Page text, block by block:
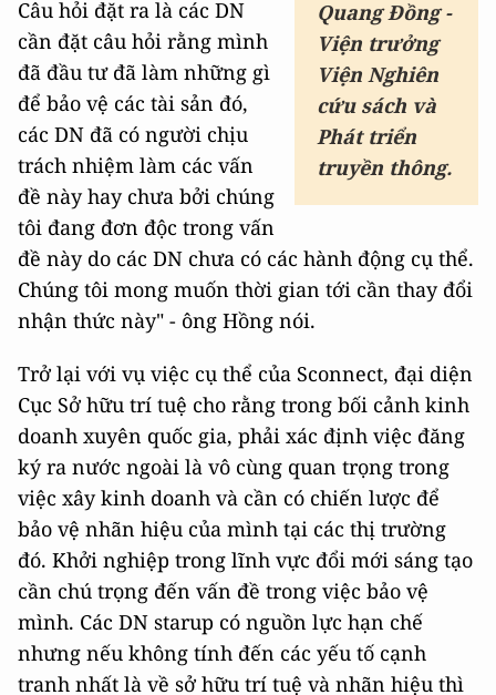
Quang Đồng-
Viện trưởng
Viện Nghiên
cứu sách và
Phát triển
truyền thông.
Câu hỏi đặt ra là các DN
cần đặt câu hỏi rằng mình
đã đầu tư đã làm những gì
để bảo vệ các tài sản đó,
các DN đã có người chịu
trách nhiệm làm các vấn
đề này hay chưa bởi chúng
tôi đang đơn độc trong vấn
đề này do các DN chưa có các hành động cụ thể.
Chúng tôi mong muốn thời gian tới cần thay đổi
nhận thức này" - ông Hồng nói.
Trở lại với vụ việc cụ thể của Sconnect, đại diện
Cục Sở hữu trí tuệ cho rằng trong bối cảnh kinh
doanh xuyên quốc gia, phải xác định việc đăng
ký ra nước ngoài là vô cùng quan trọng trong
việc xây kinh doanh và cần có chiến lược để
bảo vệ nhãn hiệu của mình tại các thị trường
đó. Khởi nghiệp trong lĩnh vực đổi mới sáng tạo
cần chú trọng đến vấn đề trong việc bảo vệ
mình. Các DN starup có nguồn lực hạn chế
nhưng nếu không tính đến các yếu tố cạnh
tranh nhất là về sở hữu trí tuệ và nhãn hiệu thì